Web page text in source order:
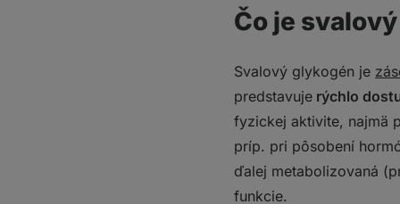
5. mýtus: „Všetci
Praktické tipy na
Čo je
Svalový glykogén je
predstavuje rýchlo
fyzickej aktivite, najmä
príp. pri pôsobení
ďalej metabolizovaná
funkcie.